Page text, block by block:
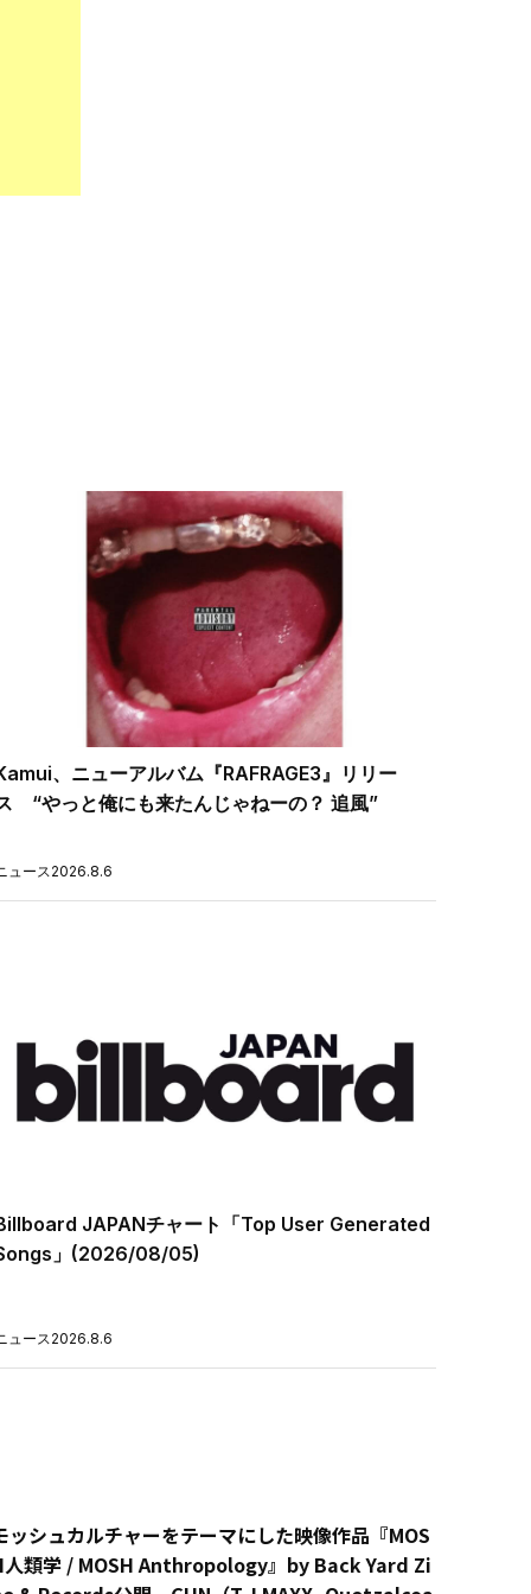
、ニューアルバム『RAFRAGE3』リリー
“やっと俺にも来たんじゃねーの？ 追風”
ュース 2026.8.6
JAPANチャート「Top User Generated
」(2026/08/05)
ュース 2026.8.6
ッシュカルチャーをテーマにした映像作品『MOS
人類学 / MOSH Anthropology』by Back Yard Zi